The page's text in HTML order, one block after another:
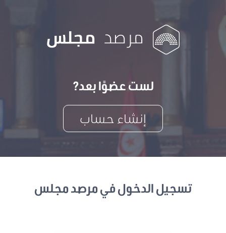
لست عضوًا بعد?
إنشاء حساب
تسجيل الدخول في مرصد مجلس